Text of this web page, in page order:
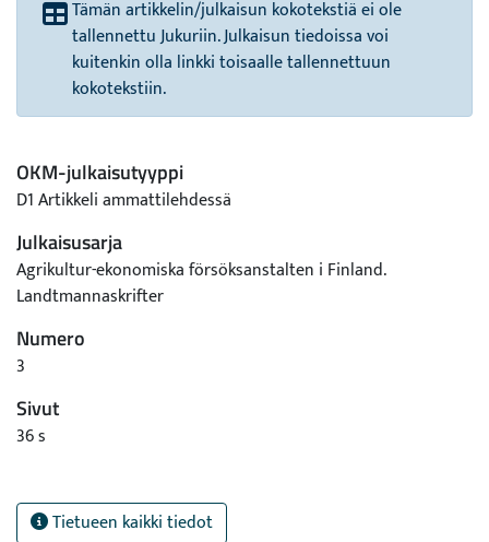
Tämän artikkelin/julkaisun kokotekstiä ei ole
tallennettu Jukuriin. Julkaisun tiedoissa voi
kuitenkin olla linkki toisaalle tallennettuun
kokotekstiin.
OKM-julkaisutyyppi
D1 Artikkeli ammattilehdessä
Julkaisusarja
Agrikultur-ekonomiska försöksanstalten i Finland.
Landtmannaskrifter
Numero
3
Sivut
36 s
Tietueen kaikki tiedot